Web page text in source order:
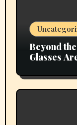
Beyond
Glasses